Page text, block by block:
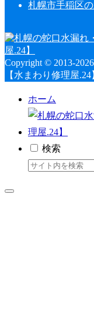
札幌市手稲区
Copyright © 2013-
【水まわり修理屋.24
ホーム
検索